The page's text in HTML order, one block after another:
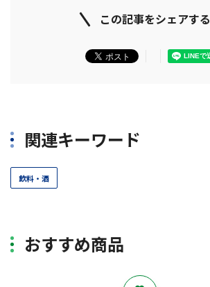
この記事をシェアする
関連キーワード
飲料・酒
おすすめ商品